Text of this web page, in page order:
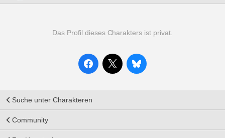
Das Profil dieses Charakters ist privat.
Suche unter Charakteren
Community